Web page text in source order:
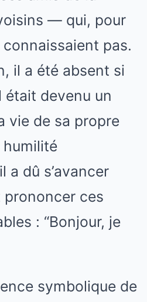
— qui, pour
pas.
il a été absent si
était devenu un
vie de sa propre
humilité
a dû s’avancer
ces
: “Bonjour, je
symbolique de